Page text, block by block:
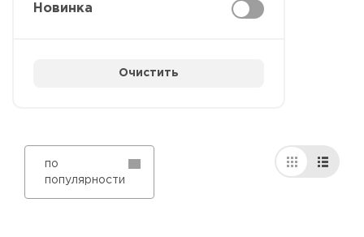
Новинка
Очистить
по
популярности